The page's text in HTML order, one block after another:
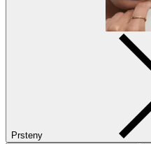
Prsteny